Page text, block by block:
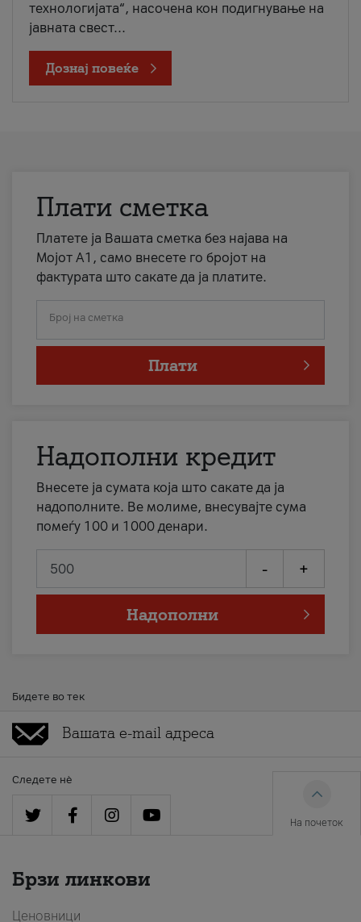
технологијата“, насочена кон подигнување на
јавната свест...
Дознај повеќе
Плати сметка
Платете ја Вашата сметка без најава на
Мојот А1, само внесете го бројот на
фактурата што сакате да ја платите.
Број на сметка
Плати
Надополни кредит
Внесете ја сумата која што сакате да ја
надополните. Ве молиме, внесувајте сума
помеѓу 100 и 1000 денари.
- +
Надополни
Бидете во тек
Следете нè
На почеток
Брзи линкови
Ценовници